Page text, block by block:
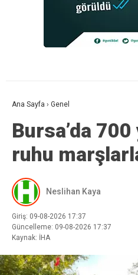
Ana Sayfa › Genel
Bursa’da
ruhu
Neslihan Kaya
Giriş: 09-08-2026 17:37
Güncelleme: 09-08-2026 17:37
Kaynak: İHA